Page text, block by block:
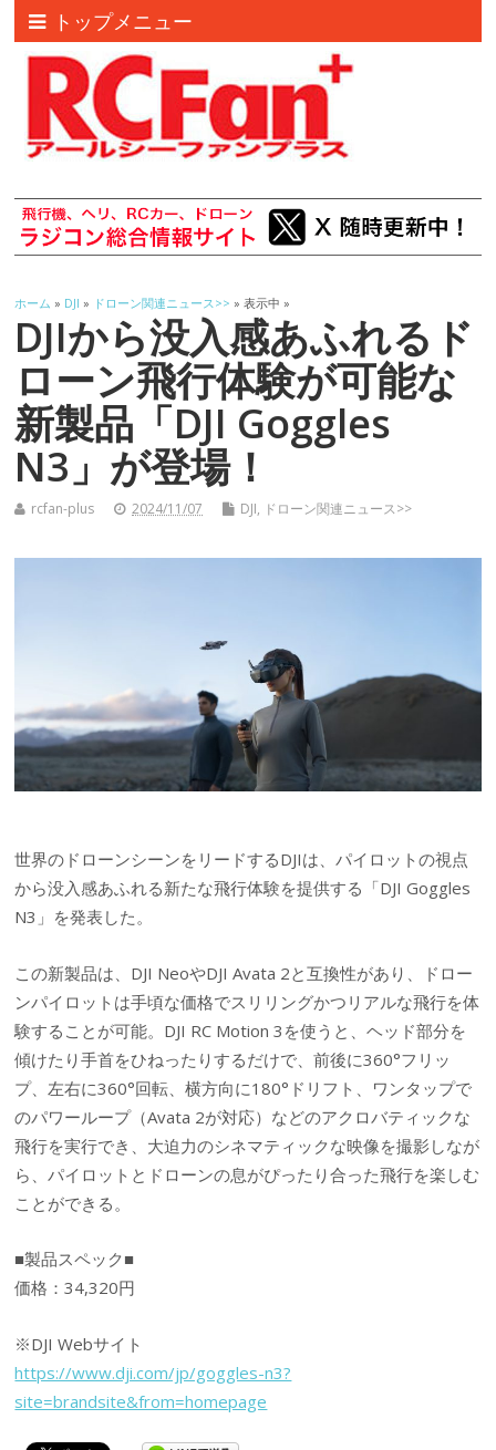
トップメニュー
ホーム » DJI » ドローン関連ニュース>> » 表示中 »
DJIから没入感あふれるド
ローン飛行体験が可能な
新製品「DJI Goggles
N3」が登場！
rcfan-plus 2024/11/07 DJI, ドローン関連ニュース>>
世界のドローンシーンをリードするDJIは、パイロットの視点
から没入感あふれる新たな飛行体験を提供する「DJI Goggles
N3」を発表した。
この新製品は、DJI NeoやDJI Avata 2と互換性があり、ドロー
ンパイロットは手頃な価格でスリリングかつリアルな飛行を体
験することが可能。DJI RC Motion 3を使うと、ヘッド部分を
傾けたり手首をひねったりするだけで、前後に360°フリッ
プ、左右に360°回転、横方向に180°ドリフト、ワンタップで
のパワーループ（Avata 2が対応）などのアクロバティックな
飛行を実行でき、大迫力のシネマティックな映像を撮影しなが
ら、パイロットとドローンの息がぴったり合った飛行を楽しむ
ことができる。
■製品スペック■
価格：34,320円
※DJI Webサイト
https://www.dji.com/jp/goggles-n3?
site=brandsite&from=homepage